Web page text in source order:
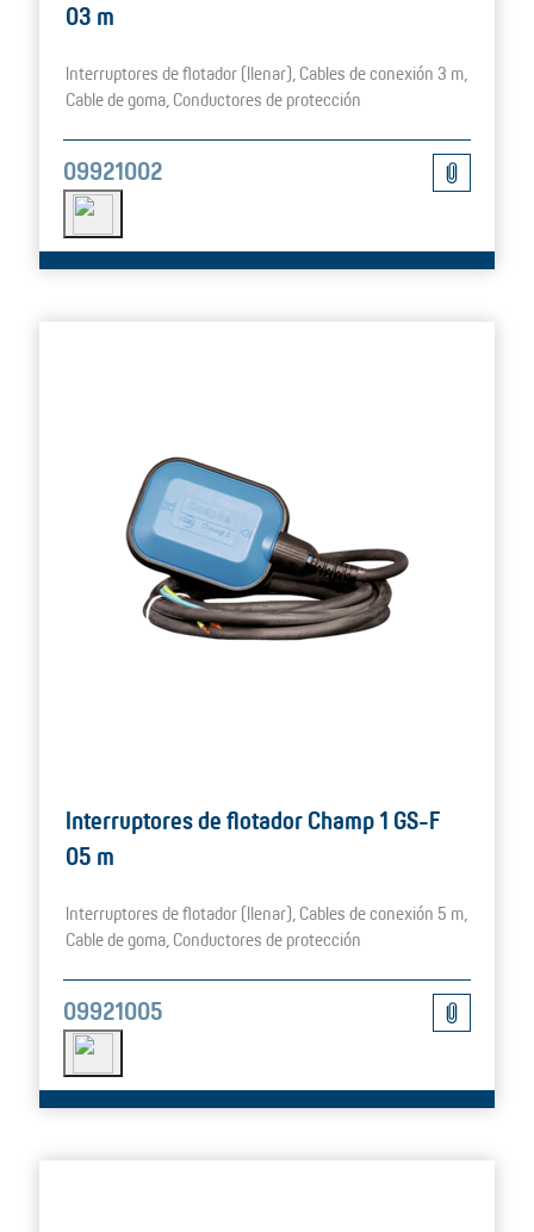
03 m
Interruptores de flotador (llenar), Cables de conexión 3 m,
Cable de goma, Conductores de protección
09921002
Interruptores de flotador Champ 1 GS-F
05 m
Interruptores de flotador (llenar), Cables de conexión 5 m,
Cable de goma, Conductores de protección
09921005